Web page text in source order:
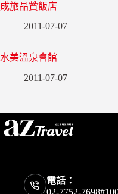
成旅晶贊飯店
2011-07-07
水美溫泉會館
2011-07-07
電話：